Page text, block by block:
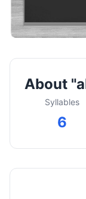
About
Syllables
6